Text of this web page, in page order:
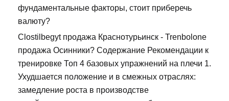
фундаментальные факторы, стоит приберечь
валюту?
Clostilbegyt продажа Краснотурьинск - Trenbolone
продажа Осинники? Содержание Рекомендации к
тренировке Топ 4 базовых упражнений на плечи 1.
Ухудшается положение и в смежных отраслях:
замедление роста в производстве